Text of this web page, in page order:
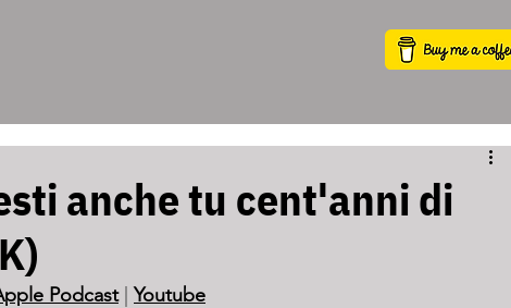
anche tu cent'anni di
Podcast | Youtube